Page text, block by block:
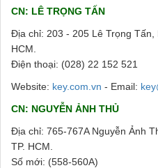
CN: LÊ TRỌNG TẤN
Địa chỉ: 203 - 205 Lê Trọng Tấn,
HCM.
Điện thoại: (028) 22 152 521
Website: key.com.vn - Email:
CN: NGUYỄN ẢNH THỦ
Địa chỉ: 765-767A Nguyễn Ảnh
TP. HCM.
Số mới: (558-560A)